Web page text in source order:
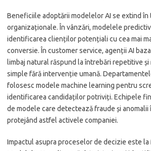
Beneficiile adoptării modelelor AI se extind
organizaționale. În vânzări, modelele
identificarea clienților potențiali cu cea mai
conversie. În customer service, agenții AI
limbaj natural răspund la întrebări repetitive
simple fără intervenție umană.
folosesc modele machine learning pentru
identificarea candidaților potriviți. Echipele
de modele care detectează fraude și anomalii
protejând astfel activele companiei.
Impactul asupra proceselor de decizie este